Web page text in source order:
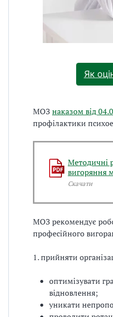
Як
МОЗ наказом від
профілактики
Методичні
вигоряння
Скачати
МОЗ рекомендує
професійного
1. прийняти
оптимізувати
відновлення;
уникати